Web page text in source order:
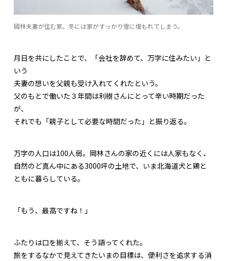
岡林夫妻が住む家。冬には家がすっかり雪に埋もれてしまう。
月日を共にしたことで、「会社を辞めて、万字に住みたい」と
いう
夫妻の想いを父親も受け入れてくれたという。
父のもとで働いた３年間は利樹さんにとって辛い時期だった
が、
それでも「親子として必要な時間だった」と振り返る。
万字の人口は100人弱。岡林さんの家の近くには人家もなく、
自然のど真ん中にある3000坪の土地で、いま北海道犬と鶏と
ともに暮らしている。
「もう、最高ですね！」
ふたりは口を揃えて、そう語ってくれた。
旅をするなかで見えてきたいまの目標は、便利さを追求する消